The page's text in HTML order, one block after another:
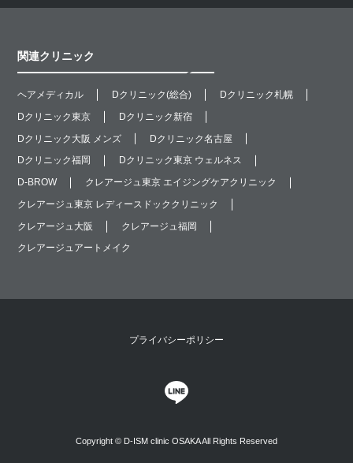
ショッピングスレッド
関連クリニック
ヘアメディカル Dクリニック(総合)
Dクリニック札幌
Dクリニック東京
Dクリニック新宿
Dクリニック大阪 メンズ
Dクリニック名古屋
Dクリニック福岡
Dクリニック東京 ウェルネス
D-BROW
クレアージュ東京 エイジングケアクリニック
クレアージュ東京 レディースドッククリニック
クレアージュ大阪
クレアージュ福岡
クレアージュアートメイク
プライバシーポリシー
Copyright © D-ISM clinic OSAKA All Rights Reserved